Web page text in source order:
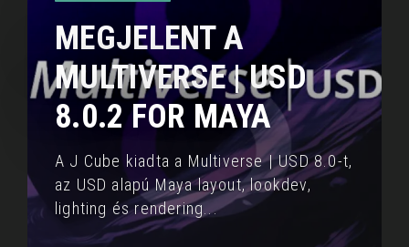
MEGJELENT A
MULTIVERSE | USD
8.0.2 FOR MAYA
A J Cube kiadta a Multiverse | USD 8.0-t,
az USD alapú Maya layout, lookdev,
lighting és rendering ...